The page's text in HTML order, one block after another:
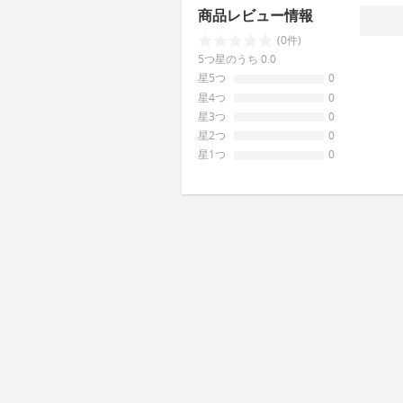
商品レビュー情報
(0件)
5つ星のうち 0.0
星5つ
0
星4つ
0
星3つ
0
星2つ
0
星1つ
0